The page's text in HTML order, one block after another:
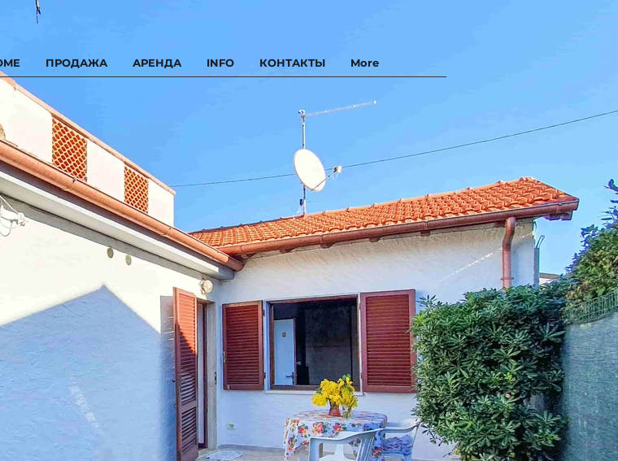
ПРОДАЖА АРЕНДА INFO КОНТАКТЫ More